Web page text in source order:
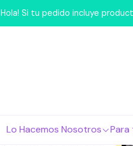
Lo Hacemos Nosotros
Hola! Si tu pedido incluye
Inicio Lo Hacemos